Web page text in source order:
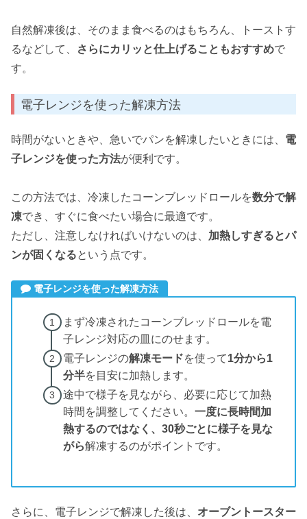
自然解凍後は、そのまま食べるのはもちろん、トーストす
るなどして、
さらにカリッと仕上げることもおすすめで
す。
電子レンジを使った解凍方法
時間がないときや、急いでパンを解凍したいときには、 電
子レンジを使った方法が便利です。
この方法では、冷凍したコーンブレッドロールを数分で解
凍でき、すぐに食べたい場合に最適です。
ただし、注意しなければいけないのは、 加熱しすぎるとパ
ンが固くなるという点です。
電子レンジを使った解凍方法
まず冷凍されたコーンブレッドロールを電
子レンジ対応の皿にのせます。
電子レンジの解凍モードを使って1分から1
分半を目安に加熱します。
途中で様子を見ながら、必要に応じて加熱
時間を調整してください。 一度に長時間加
熱するのではなく、30秒ごとに様子を見な
がら解凍するのがポイントです。
さらに、電子レンジで解凍した後は、 オーブントースター